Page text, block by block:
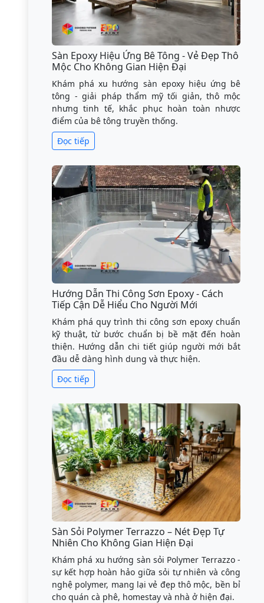
Sàn Epoxy Hiệu Ứng Bê Tông - Vẻ Đẹp Thô
Mộc Cho Không Gian Hiện Đại
Khám phá xu hướng sàn epoxy hiệu ứng bê
tông - giải pháp thẩm mỹ tối giản, thô mộc
nhưng tinh tế, khắc phục hoàn toàn nhược
điểm của bê tông truyền thống.
Đọc tiếp
Hướng Dẫn Thi Công Sơn Epoxy - Cách
Tiếp Cận Dễ Hiểu Cho Người Mới
Khám phá quy trình thi công sơn epoxy chuẩn
kỹ thuật, từ bước chuẩn bị bề mặt đến hoàn
thiện. Hướng dẫn chi tiết giúp người mới bắt
đầu dễ dàng hình dung và thực hiện.
Đọc tiếp
Sàn Sỏi Polymer Terrazzo – Nét Đẹp Tự
Nhiên Cho Không Gian Hiện Đại
Khám phá xu hướng sàn sỏi Polymer Terrazzo -
sự kết hợp hoàn hảo giữa sỏi tự nhiên và công
nghệ polymer, mang lại vẻ đẹp thô mộc, bền bỉ
cho quán cà phê, homestay và nhà ở hiện đại.